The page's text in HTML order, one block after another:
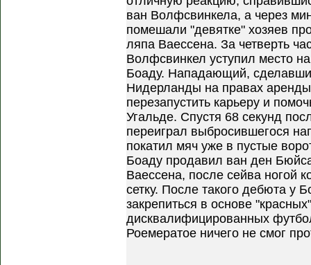
ван Волфсвинкела, а через
помешали "девятке" хозяев
ляпа Ваессена. За четверть
Волфсвинкел уступил место
Боаду. Нападающий,
Нидерланды на правах
перезапустить карьеру и
Угальде. Спустя 68 секунд
переиграл выбросившегося
покатил мяч уже в пустые
Боаду продавил ван ден
Ваессена, после сейва ногой
сетку. После такого дебюта у
закрепиться в основе
дисквалифицированных
Роемератое ничего не смог